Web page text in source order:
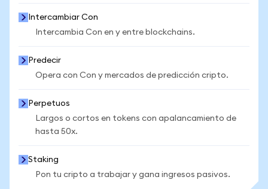
Intercambiar Con
Intercambia Con en y entre blockchains.
Predecir
Opera con Con y mercados de predicción cripto.
Perpetuos
Largos o cortos en tokens con apalancamiento de
hasta 50x.
Staking
Pon tu cripto a trabajar y gana ingresos pasivos.